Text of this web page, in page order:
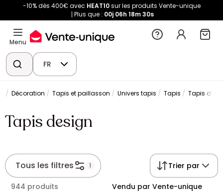
-10% dès 400€ avec HEAT10sur les produits Vente-unique
Plus que : 00j 06h 18m 30s
Menu
FR
Décoration Tapis et paillasson Univers tapis Tapis Tapis
Tapis design
Tous les filtres 1 Trier par
944 produits Vendu par Vente-unique